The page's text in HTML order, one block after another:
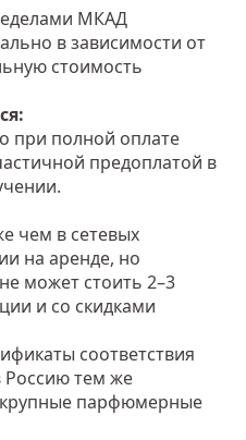
МКАД
в зависимости от
стоимость
при полной оплате
предоплатой в
чем в сетевых
на аренде, но
не может стоить 2–3
и со скидками
соответствия
Россию тем же
парфюмерные